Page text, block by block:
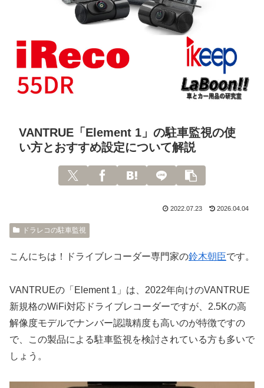
VANTRUE「Element 1」の駐車監視の使
い方とおすすめ設定について解説
2022.07.23 2026.04.04
ドラレコの駐車監視
こんにちは！ドライブレコーダー専門家の鈴木朝臣です。
VANTRUEの「Element 1」は、2022年向けのVANTRUE
新規格のWiFi対応ドライブレコーダーですが、2.5Kの高
解像度モデルでナンバー認識精度も高いのが特徴ですの
で、この製品による駐車監視を検討されている方も多いで
しょう。